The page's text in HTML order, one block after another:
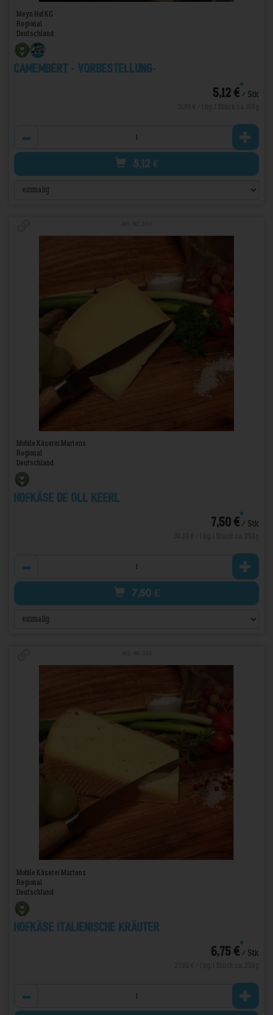
Meyn Hof KG
Regional
Deutschland
Camembert - VORBESTELLUNG-
5,12 €*/ Stk
5,12 €
Mobile Käserei Martens
Regional
Deutschland
Hofkäse De oll Keerl
7,50 €*/ Stk
7,50 €
Mobile Käserei Martens
Regional
Deutschland
Hofkäse Italienische Kräuter
6,75 €*/ Stk